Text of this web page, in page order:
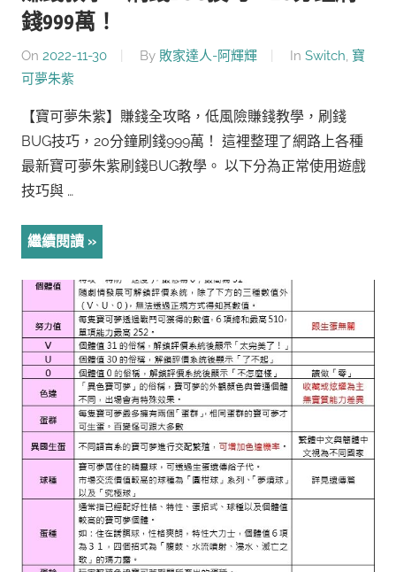
錢999萬！
On 2022-11-30 By 敗家達人-阿輝輝 In Switch, 寶
可夢朱紫
【寶可夢朱紫】賺錢全攻略，低風險賺錢教學，刷錢
BUG技巧，20分鐘刷錢999萬！ 這裡整理了網路上各種
最新寶可夢朱紫刷錢BUG教學。 以下分為正常使用遊戲
技巧與 …
繼續閱讀